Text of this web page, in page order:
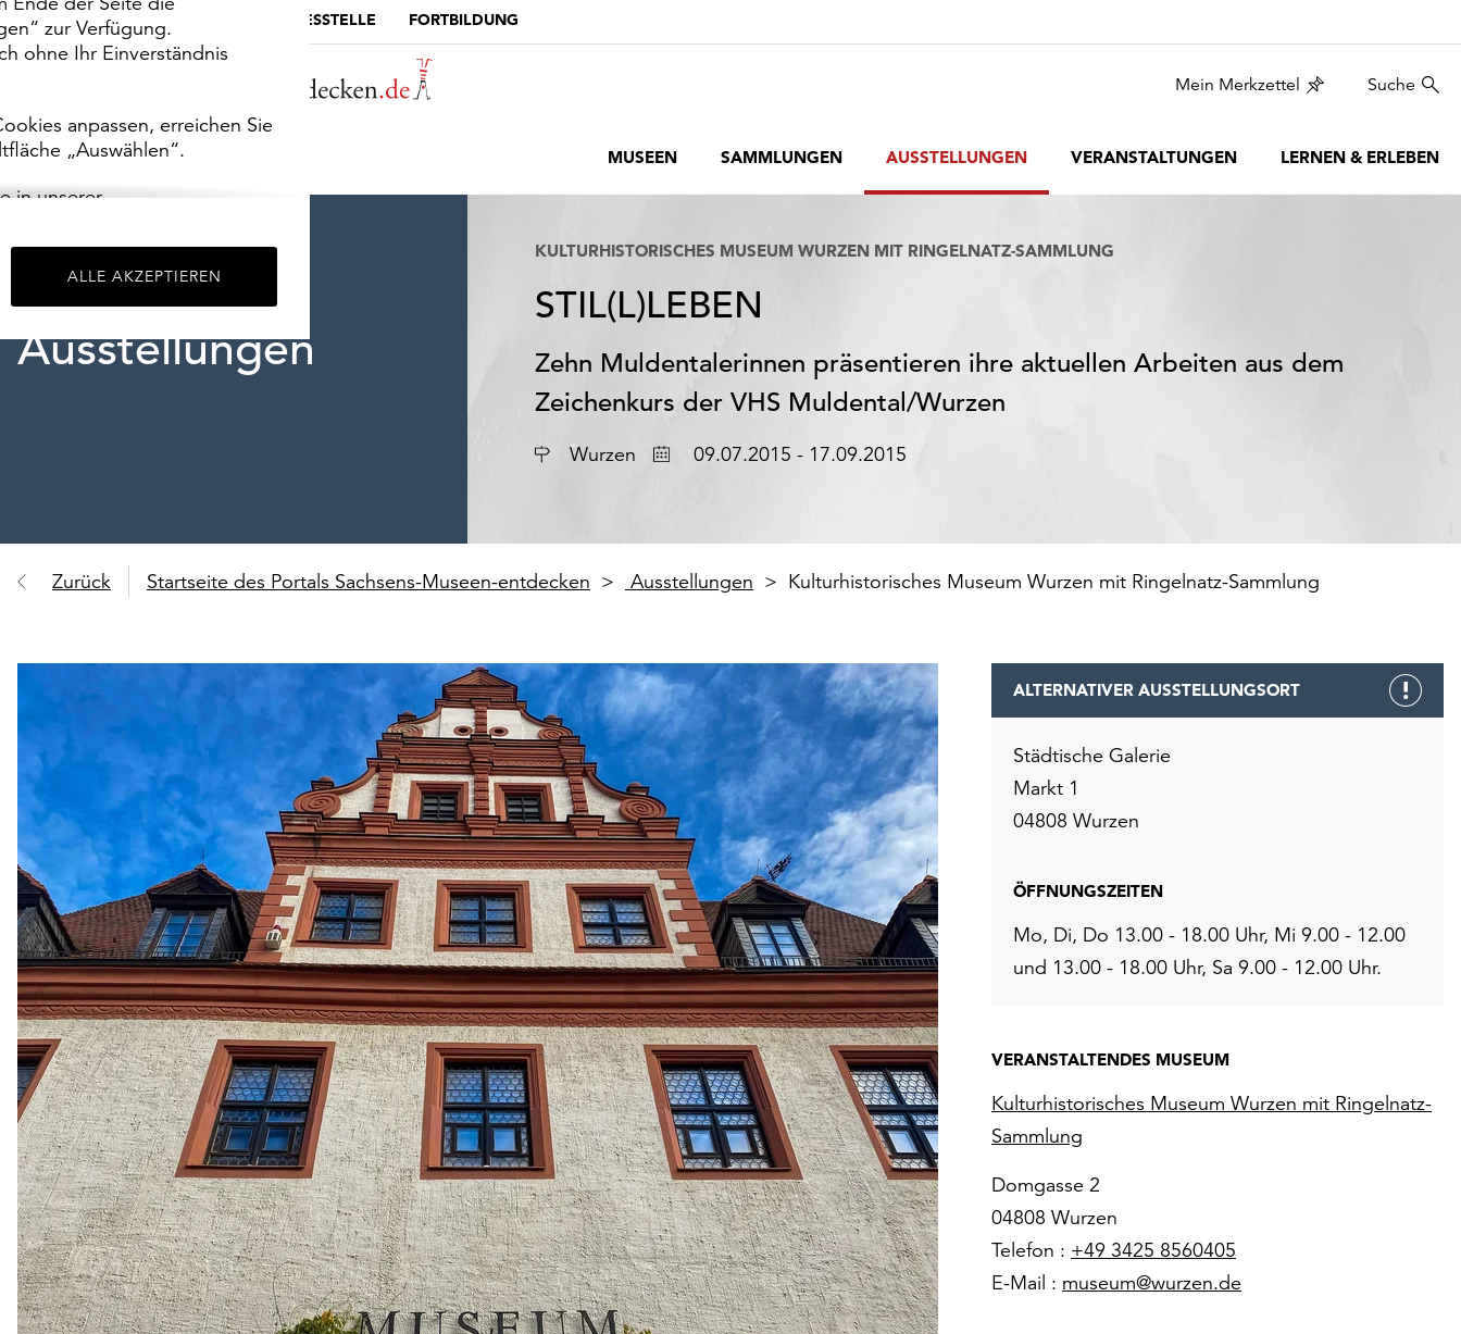
zur Verfügung.
ohne Ihr Einverständnis
anpassen, erreichen Sie
„Auswählen“.
in unserer
ALLE AKZEPTIEREN
MUSEUMSPORTAL DIE LANDESSTELLE FORTBILDUNG
Mein Merkzettel Suche
MUSEEN SAMMLUNGEN AUSSTELLUNGEN VERANSTALTUNGEN LERNEN & ERLEBEN
Ausstellungen
KULTURHISTORISCHES MUSEUM WURZEN MIT RINGELNATZ-SAMMLUNG
STIL(L)LEBEN
Zehn Muldentalerinnen präsentieren ihre aktuellen Arbeiten aus dem
Zeichenkurs der VHS Muldental/Wurzen
Ort Wurzen Datum09.07.2015 - 17.09.2015
Zurück Startseite des Portals Sachsens-Museen-entdecken Ausstellungen Kulturhistorisches Museum Wurzen mit Ringelnatz-Sammlung
ALTERNATIVER AUSSTELLUNGSORT
Städtische Galerie
Markt 1
04808 Wurzen
ÖFFNUNGSZEITEN
Mo, Di, Do 13.00 - 18.00 Uhr, Mi 9.00 - 12.00
und 13.00 - 18.00 Uhr, Sa 9.00 - 12.00 Uhr.
VERANSTALTENDES MUSEUM
Kulturhistorisches Museum Wurzen mit Ringelnatz-
Sammlung
Domgasse 2
04808 Wurzen
Telefon : +49 3425 8560405
E-Mail : museum@wurzen.de